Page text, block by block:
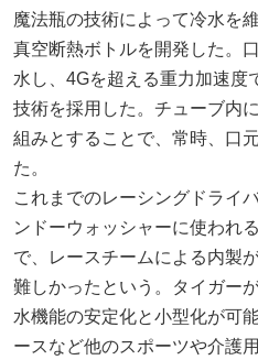
魔法瓶の技術によって冷水を
真空断熱ボトルを開発した。
水し、4Gを超える重力加速度
技術を採用した。チューブ内
組みとすることで、常時、口
た。
これまでのレーシングドライ
ンドーウォッシャーに使われ
で、レースチームによる内製
難しかったという。タイガー
水機能の安定化と小型化が可
ースなど他のスポーツや介護